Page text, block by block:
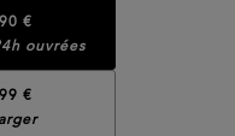
€
ouvrées
€